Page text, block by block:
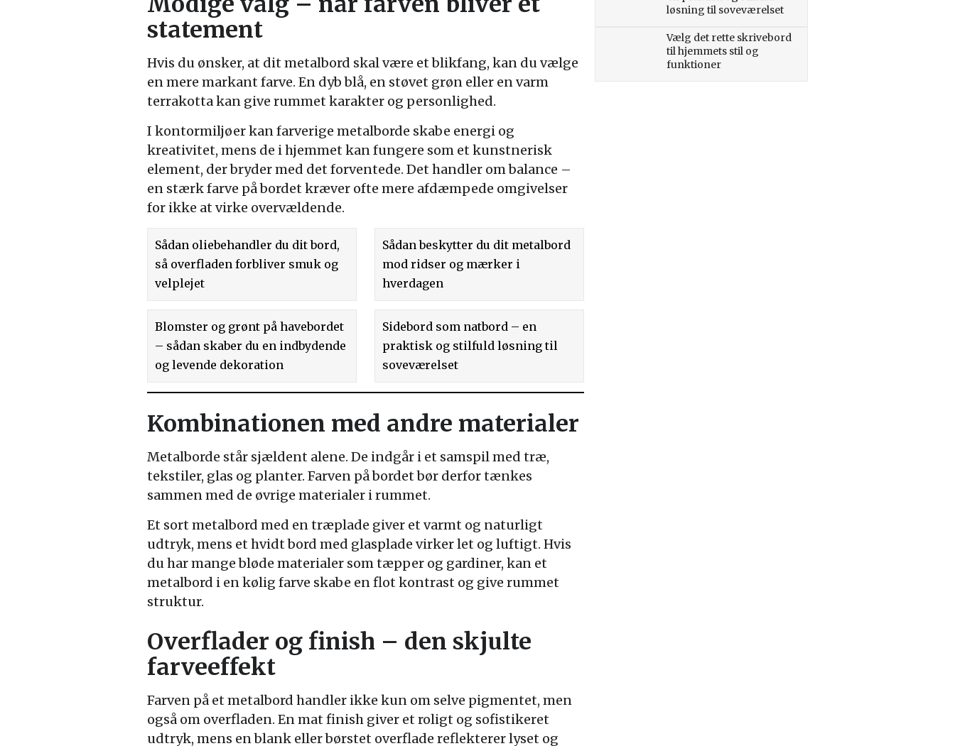
statement
Hvis du ønsker, at dit metalbord skal være et blikfang, kan du vælge
en mere markant farve. En dyb blå, en støvet grøn eller en varm
terrakotta kan give rummet karakter og personlighed.
I kontormiljøer kan farverige metalborde skabe energi og
kreativitet, mens de i hjemmet kan fungere som et kunstnerisk
element, der bryder med det forventede. Det handler om balance –
en stærk farve på bordet kræver ofte mere afdæmpede omgivelser
for ikke at virke overvældende.
Sådan oliebehandler du dit bord,
så overfladen forbliver smuk og
velplejet
Sådan beskytter du dit metalbord
mod ridser og mærker i
hverdagen
Blomster og grønt på havebordet
– sådan skaber du en indbydende
og levende dekoration
Sidebord som natbord – en
praktisk og stilfuld løsning til
soveværelset
Kombinationen med andre materialer
Metalborde står sjældent alene. De indgår i et samspil med træ,
tekstiler, glas og planter. Farven på bordet bør derfor tænkes
sammen med de øvrige materialer i rummet.
Et sort metalbord med en træplade giver et varmt og naturligt
udtryk, mens et hvidt bord med glasplade virker let og luftigt. Hvis
du har mange bløde materialer som tæpper og gardiner, kan et
metalbord i en kølig farve skabe en flot kontrast og give rummet
struktur.
Overflader og finish – den skjulte
farveeffekt
Farven på et metalbord handler ikke kun om selve pigmentet, men
også om overfladen. En mat finish giver et roligt og sofistikeret
udtryk, mens en blank eller børstet overflade reflekterer lyset og
løsning til soveværelset
Vælg det rette skrivebord
til hjemmets stil og
funktioner